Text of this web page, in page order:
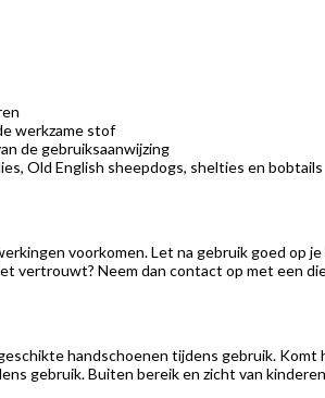
werkzame stof
de gebruiksaanwijzing
Old English sheepdogs, shelties en bobtails
voorkomen. Let na gebruik goed op
vertrouwt? Neem dan contact op met een
handschoenen tijdens gebruik.
gebruik. Buiten bereik en zicht van